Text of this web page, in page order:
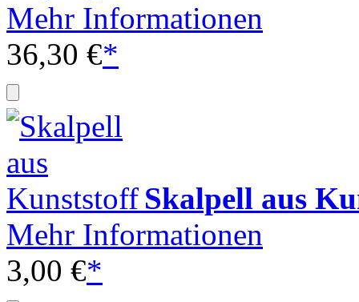
Mehr Informationen
36,30 €*
Skalpell aus
Mehr Informationen
3,00 €*